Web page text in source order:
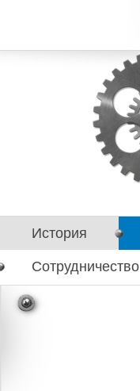
История
Сотрудничество